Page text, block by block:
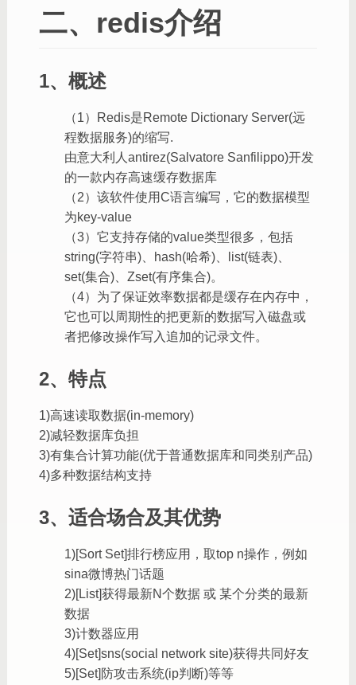
二、redis介绍
1、概述
（1）Redis是Remote Dictionary Server(远
程数据服务)的缩写.
由意大利人antirez(Salvatore Sanfilippo)开发
的一款内存高速缓存数据库
（2）该软件使用C语言编写，它的数据模型
为key-value
（3）它支持存储的value类型很多，包括
string(字符串)、hash(哈希)、list(链表)、
set(集合)、Zset(有序集合)。
（4）为了保证效率数据都是缓存在内存中，
它也可以周期性的把更新的数据写入磁盘或
者把修改操作写入追加的记录文件。
2、特点
1)高速读取数据(in-memory)
2)减轻数据库负担
3)有集合计算功能(优于普通数据库和同类别产品)
4)多种数据结构支持
3、适合场合及其优势
1)[Sort Set]排行榜应用，取top n操作，例如
sina微博热门话题
2)[List]获得最新N个数据 或 某个分类的最新
数据
3)计数器应用
4)[Set]sns(social network site)获得共同好友
5)[Set]防攻击系统(ip判断)等等